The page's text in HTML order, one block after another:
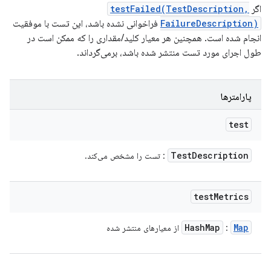
اگر testFailed(TestDescription,
FailureDescription) فراخوانی نشده باشد، این تست با موفقیت
انجام شده است. همچنین هر معیار کلید/مقداری را که ممکن است در
طول اجرای مورد تست منتشر شده باشد، برمی‌گرداند.
پارامترها
test
TestDescription : تست را مشخص می‌کند.
testMetrics
HashMap : Map از معیارهای منتشر شده